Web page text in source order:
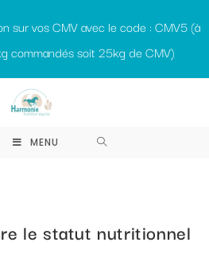
sur vos CMV avec le code : CMV5 (à
commandés soit 25kg de CMV)
MENU
le statut nutritionnel